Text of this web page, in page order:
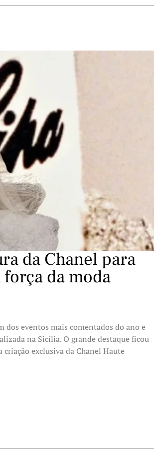
da Chanel para
da moda
dos eventos mais comentados do ano e
na Sicília. O grande destaque ficou
exclusiva da Chanel Haute